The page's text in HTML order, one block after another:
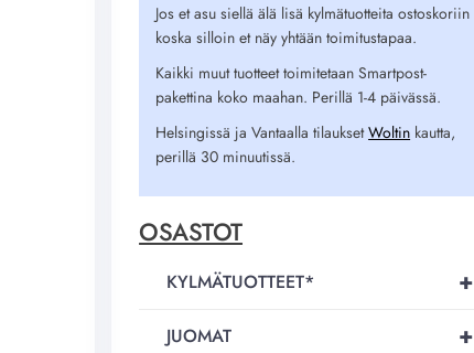
Jos et asu siellä älä lisä kylmätuotteita ostoskoriin
koska silloin et näy yhtään toimitustapaa.
Kaikki muut tuotteet toimitetaan Smartpost-
pakettina koko maahan. Perillä 1-4 päivässä.
Helsingissä ja Vantaalla tilauksetWoltin kautta,
perillä 30 minuutissä.
OSASTOT
+
KYLMÄTUOTTEET*
+
JUOMAT